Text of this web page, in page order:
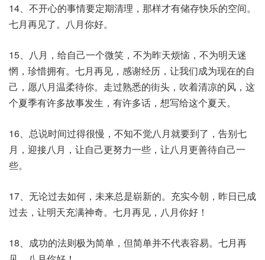
14、不开心的事情要定期清理，那样才有储存快乐的空间。
七月再见了。八月你好。
15、八月，给自己一个微笑，不为昨天烦恼，不为明天迷
惘，珍惜拥有。七月再见，感谢经历，让我们成为现在的自
己，愿八月温柔待你。走过熟悉的街头，吹着清凉的风，这
个夏季有许多故事发生，有许多话，想写给这个夏天。
16、总说时间过得很慢，不知不觉八月就要到了，告别七
月，迎接八月，让自己更努力一些，让八月更善待自己一
些。
17、无论过去如何，未来总是崭新的。充实今朝，昨日已成
过去，让明天充满神奇。七月再见，八月你好！
18、成功的法则极为简单，但简单并不代表容易。七月再